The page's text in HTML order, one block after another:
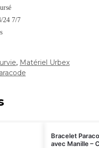
24 7/7
, Matériel Urbex
Bracelet
avec Manille –